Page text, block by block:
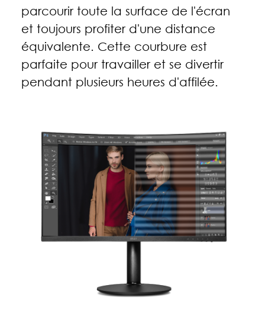
parcourir toute la surface de l'écran
et toujours profiter d'une distance
équivalente. Cette courbure est
parfaite pour travailler et se divertir
pendant plusieurs heures d'affilée.